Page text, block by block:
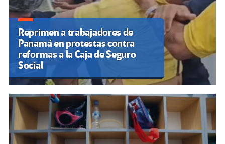
Reprimen a trabajadores de
Panamá en protestas contra
reformas a la Caja de Seguro
Social